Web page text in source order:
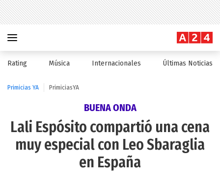
Rating Música Internacionales Últimas Noticias
Primicias YA PrimiciasYA
BUENA ONDA
Lali Espósito compartió una cena
muy especial con Leo Sbaraglia
en España